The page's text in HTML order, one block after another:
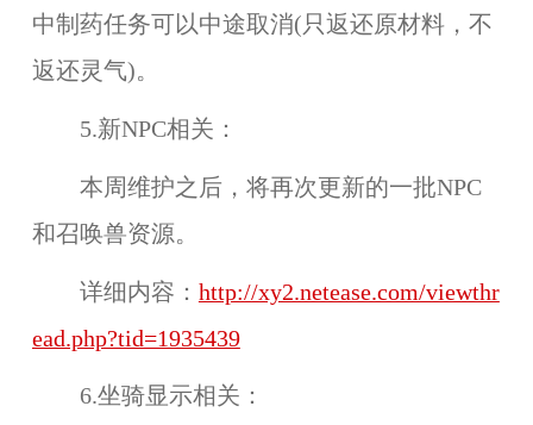
中制药任务可以中途取消(只返还原材料，不
返还灵气)。
5.新NPC相关：
本周维护之后，将再次更新的一批NPC
和召唤兽资源。
详细内容： http://xy2.netease.com/viewthr
ead.php?tid=1935439
6.坐骑显示相关：